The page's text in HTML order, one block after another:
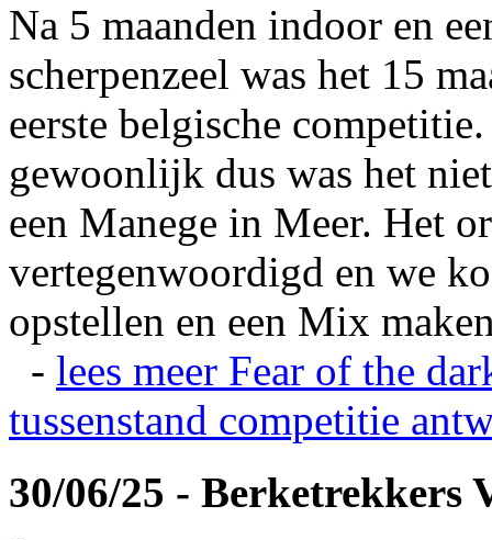
Na 5 maanden indoor en
scherpenzeel was het 15
eerste belgische
gewoonlijk dus was het
een Manege in Meer. Het
vertegenwoordigd en we
opstellen en een Mix
- lees meer Fear of the
tussenstand competitie
30/06/25 - Berketrekkers